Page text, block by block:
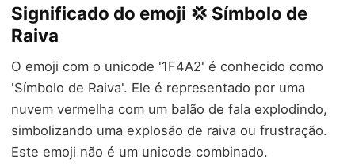
Significado do emoji 💢 Símbolo de
Raiva
O emoji com o unicode '1F4A2' é conhecido como
'Símbolo de Raiva'. Ele é representado por uma
nuvem vermelha com um balão de fala explodindo,
simbolizando uma explosão de raiva ou frustração.
Este emoji não é um unicode combinado.